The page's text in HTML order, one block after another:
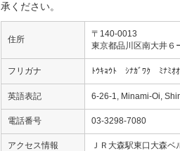
承ください。
住所
〒140-0013
東京都品川区南大井６
フリガナ ﾄｳｷｮｳﾄ ｼﾅｶﾞﾜｸ ﾐﾅﾐｵ
英語表記 6-26-1, Minami-Oi,
電話番号 03-3298-7080
アクセス情報 ＪＲ大森駅東口大森ベ